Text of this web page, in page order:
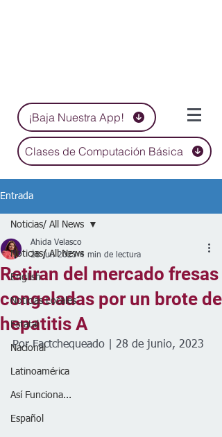
¡Baja Nuestra App!
Clases de Computación Básica
Entrada
Noticias/ All News
English
Noticias Locales
Estatal
Nacional
Latinoamérica
Así Funciona...
Español
Noticias/ All News
Retiran del mercado fresas
congeladas por un brote de
hepatitis A
Ahida Velasco
28 jun 2023 4 min de lectura
Por Factchequeado | 28 de junio, 2023